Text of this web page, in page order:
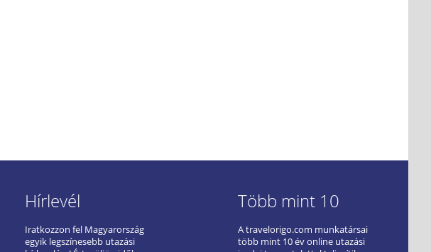
Hírlevél
Iratkozzon fel Magyarország
egyik legszínesebb utazási
Több mint 10
A travelorigo.com munkatársai
több mint 10 év online utazási